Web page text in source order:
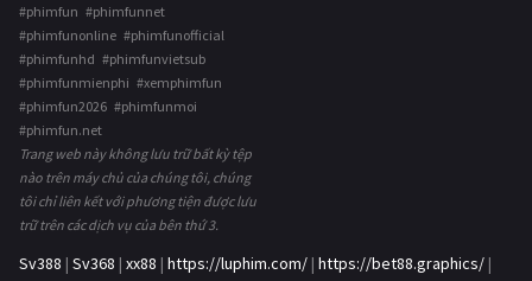
#phimfun #phimfunnet
#phimfunonline #phimfunofficial
#phimfunhd #phimfunvietsub
#phimfunmienphi #xemphimfun
#phimfun2026 #phimfunmoi
#phimfun.net
Trang web này không lưu trữ bất kỳ tệp
nào trên máy chủ của chúng tôi, chúng
tôi chỉ liên kết với phương tiện được lưu
trữ trên các dịch vụ của bên thứ 3.
Sv388 | Sv368 | xx88 | https://luphim.com/ | https://bet88.graphics/ |